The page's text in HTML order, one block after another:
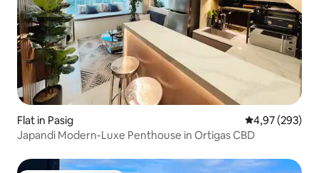
Flat in Pasig Gemiddelde
4,97 (293)
Japandi Modern-Luxe Penthouse in Ortigas CBD